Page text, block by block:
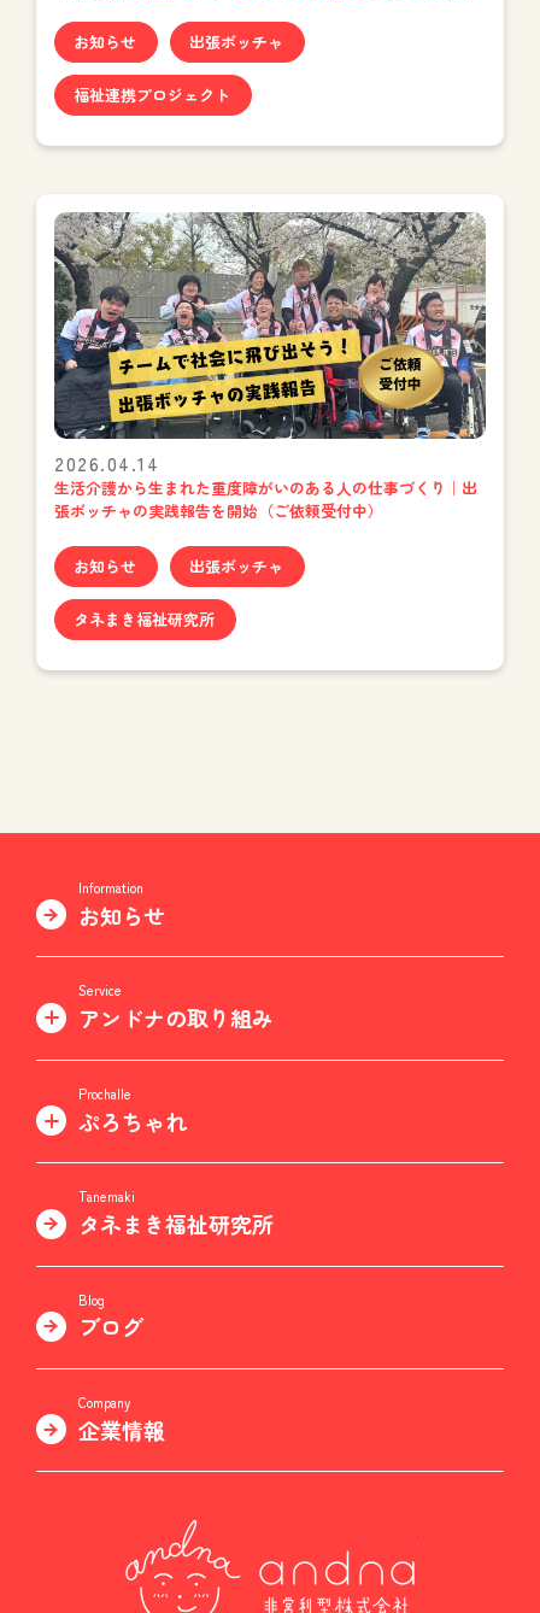
お知らせ 出張ボッチャ
福祉連携プロジェクト
2026.04.14
生活介護から生まれた重度障がいのある人の仕事づくり｜出
張ボッチャの実践報告を開始（ご依頼受付中）
お知らせ 出張ボッチャ
タネまき福祉研究所
Information
お知らせ
Service
アンドナの取り組み
Prochalle
ぷろちゃれ
Tanemaki
タネまき福祉研究所
Blog
ブログ
Company
企業情報